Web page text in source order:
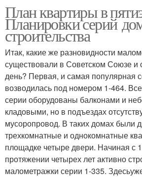
План квартиры в
Планировки серий
строительства
Итак, какие же разновидности
существовали в Советском Союзе и
день? Первая, и самая популярная
возводилась под номером 1-464.
серии оборудованы балконами и
кладовыми, но в подъездах
мусоропровод. В таких домах были
трехкомнатные и однокомнатные
площадке четыре двери. Начиная с
протяжении четырех лет активно
малометражки серии 1-335.